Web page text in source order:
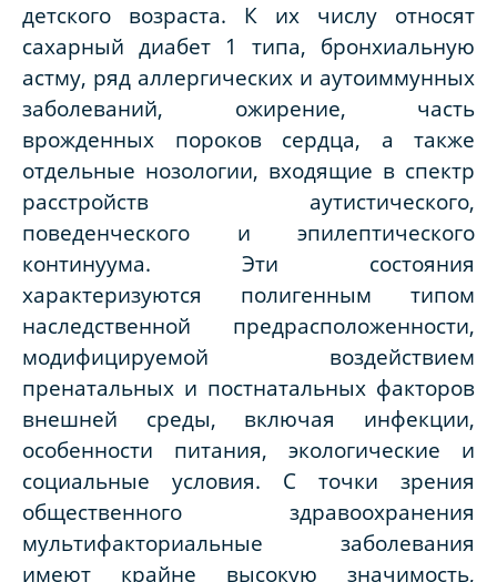
детского возраста. К их числу относят
сахарный диабет 1 типа, бронхиальную
астму, ряд аллергических и аутоиммунных
заболеваний, ожирение, часть
врожденных пороков сердца, а также
отдельные нозологии, входящие в спектр
расстройств аутистического,
поведенческого и эпилептического
континуума. Эти состояния
характеризуются полигенным типом
наследственной предрасположенности,
модифицируемой воздействием
пренатальных и постнатальных факторов
внешней среды, включая инфекции,
особенности питания, экологические и
социальные условия. С точки зрения
общественного здравоохранения
мультифакториальные заболевания
имеют крайне высокую значимость,